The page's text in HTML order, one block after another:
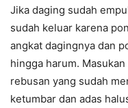
Jika daging sudah
sudah keluar karena
angkat dagingnya dan
hingga harum.
rebusan yang sudah
ketumbar dan adas